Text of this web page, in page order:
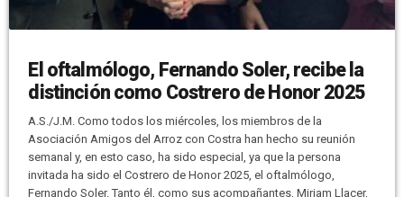
El oftalmólogo, Fernando Soler, recibe la
distinción como Costrero de Honor 2025
A.S./J.M. Como todos los miércoles, los miembros de la
Asociación Amigos del Arroz con Costra han hecho su reunión
semanal y, en esto caso, ha sido especial, ya que la persona
invitada ha sido el Costrero de Honor 2025, el oftalmólogo,
Fernando Soler. Tanto él, como sus acompañantes, Miriam Llacer,